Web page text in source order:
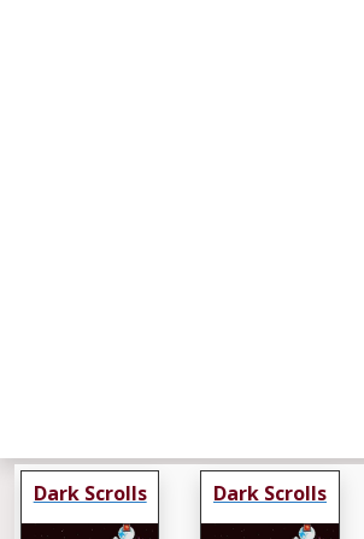
Dark Scrolls Dark Scrolls